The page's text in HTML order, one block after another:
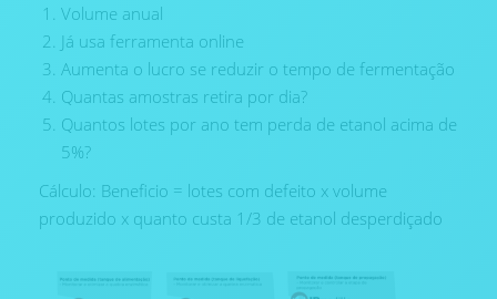
Volume anual
Já usa ferramenta online
Aumenta o lucro se reduzir o tempo de fermentação
Quantas amostras retira por dia?
Quantos lotes por ano tem perda de etanol acima de
5%?
Cálculo: Beneficio = lotes com defeito x volume
produzido x quanto custa 1/3 de etanol desperdiçado